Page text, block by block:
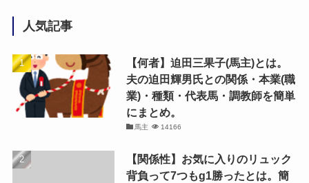
人気記事
【何者】迫田三果子(馬主)とは。
夫の迫田輝男氏との関係・本業(職
業)・種類・代表馬・調教師を簡単
にまとめ。
馬主 14166
【関係性】お気に入りのリュック
背負って7つもg1勝ったとは。簡